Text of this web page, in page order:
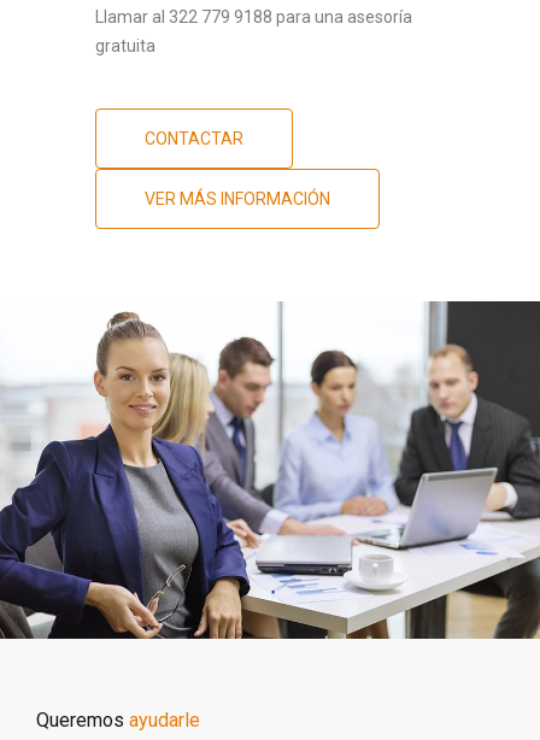
Llamar al 322 779 9188 para una asesoría
gratuita
CONTACTAR
VER MÁS INFORMACIÓN
Queremos ayudarle